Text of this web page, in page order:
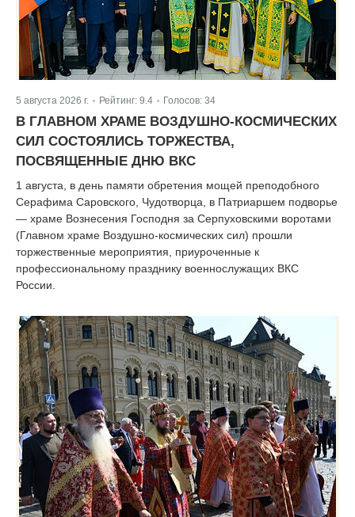
5 августа 2026 г. Рейтинг: 9.4 Голосов: 34
В ГЛАВНОМ ХРАМЕ ВОЗДУШНО-КОСМИЧЕСКИХ
СИЛ СОСТОЯЛИСЬ ТОРЖЕСТВА,
ПОСВЯЩЕННЫЕ ДНЮ ВКС
1 августа, в день памяти обретения мощей преподобного
Серафима Саровского, Чудотворца, в Патриаршем подворье
— храме Вознесения Господня за Серпуховскими воротами
(Главном храме Воздушно-космических сил) прошли
торжественные мероприятия, приуроченные к
профессиональному празднику военнослужащих ВКС
России.